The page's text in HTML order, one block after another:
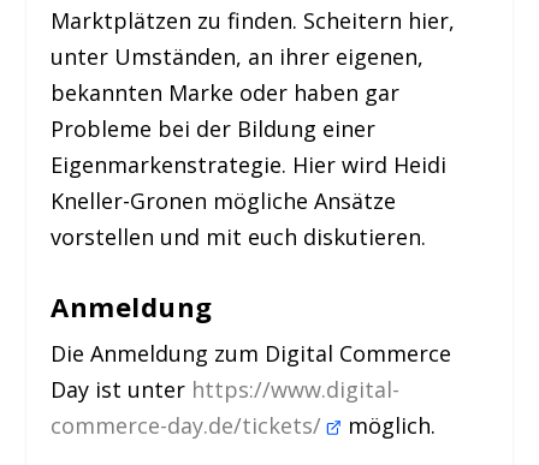
Marktplätzen zu finden. Scheitern hier,
unter Umständen, an ihrer eigenen,
bekannten Marke oder haben gar
Probleme bei der Bildung einer
Eigenmarkenstrategie. Hier wird Heidi
Kneller-Gronen mögliche Ansätze
vorstellen und mit euch diskutieren.
Anmeldung
Die Anmeldung zum Digital Commerce
Day ist unter https://www.digital-
commerce-day.de/tickets/
möglich.